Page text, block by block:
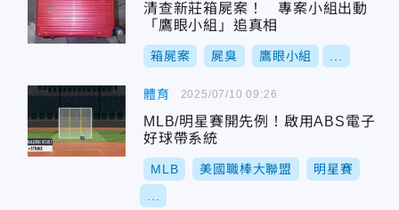
清查新莊箱屍案！ 專案小組出動
「鷹眼小組」追真相
箱屍案 屍臭 鷹眼小組
體育
MLB/明星賽開先例！啟用ABS電子
好球帶系統
MLB 美國職棒大聯盟 明星賽
2025/07/10 09:26